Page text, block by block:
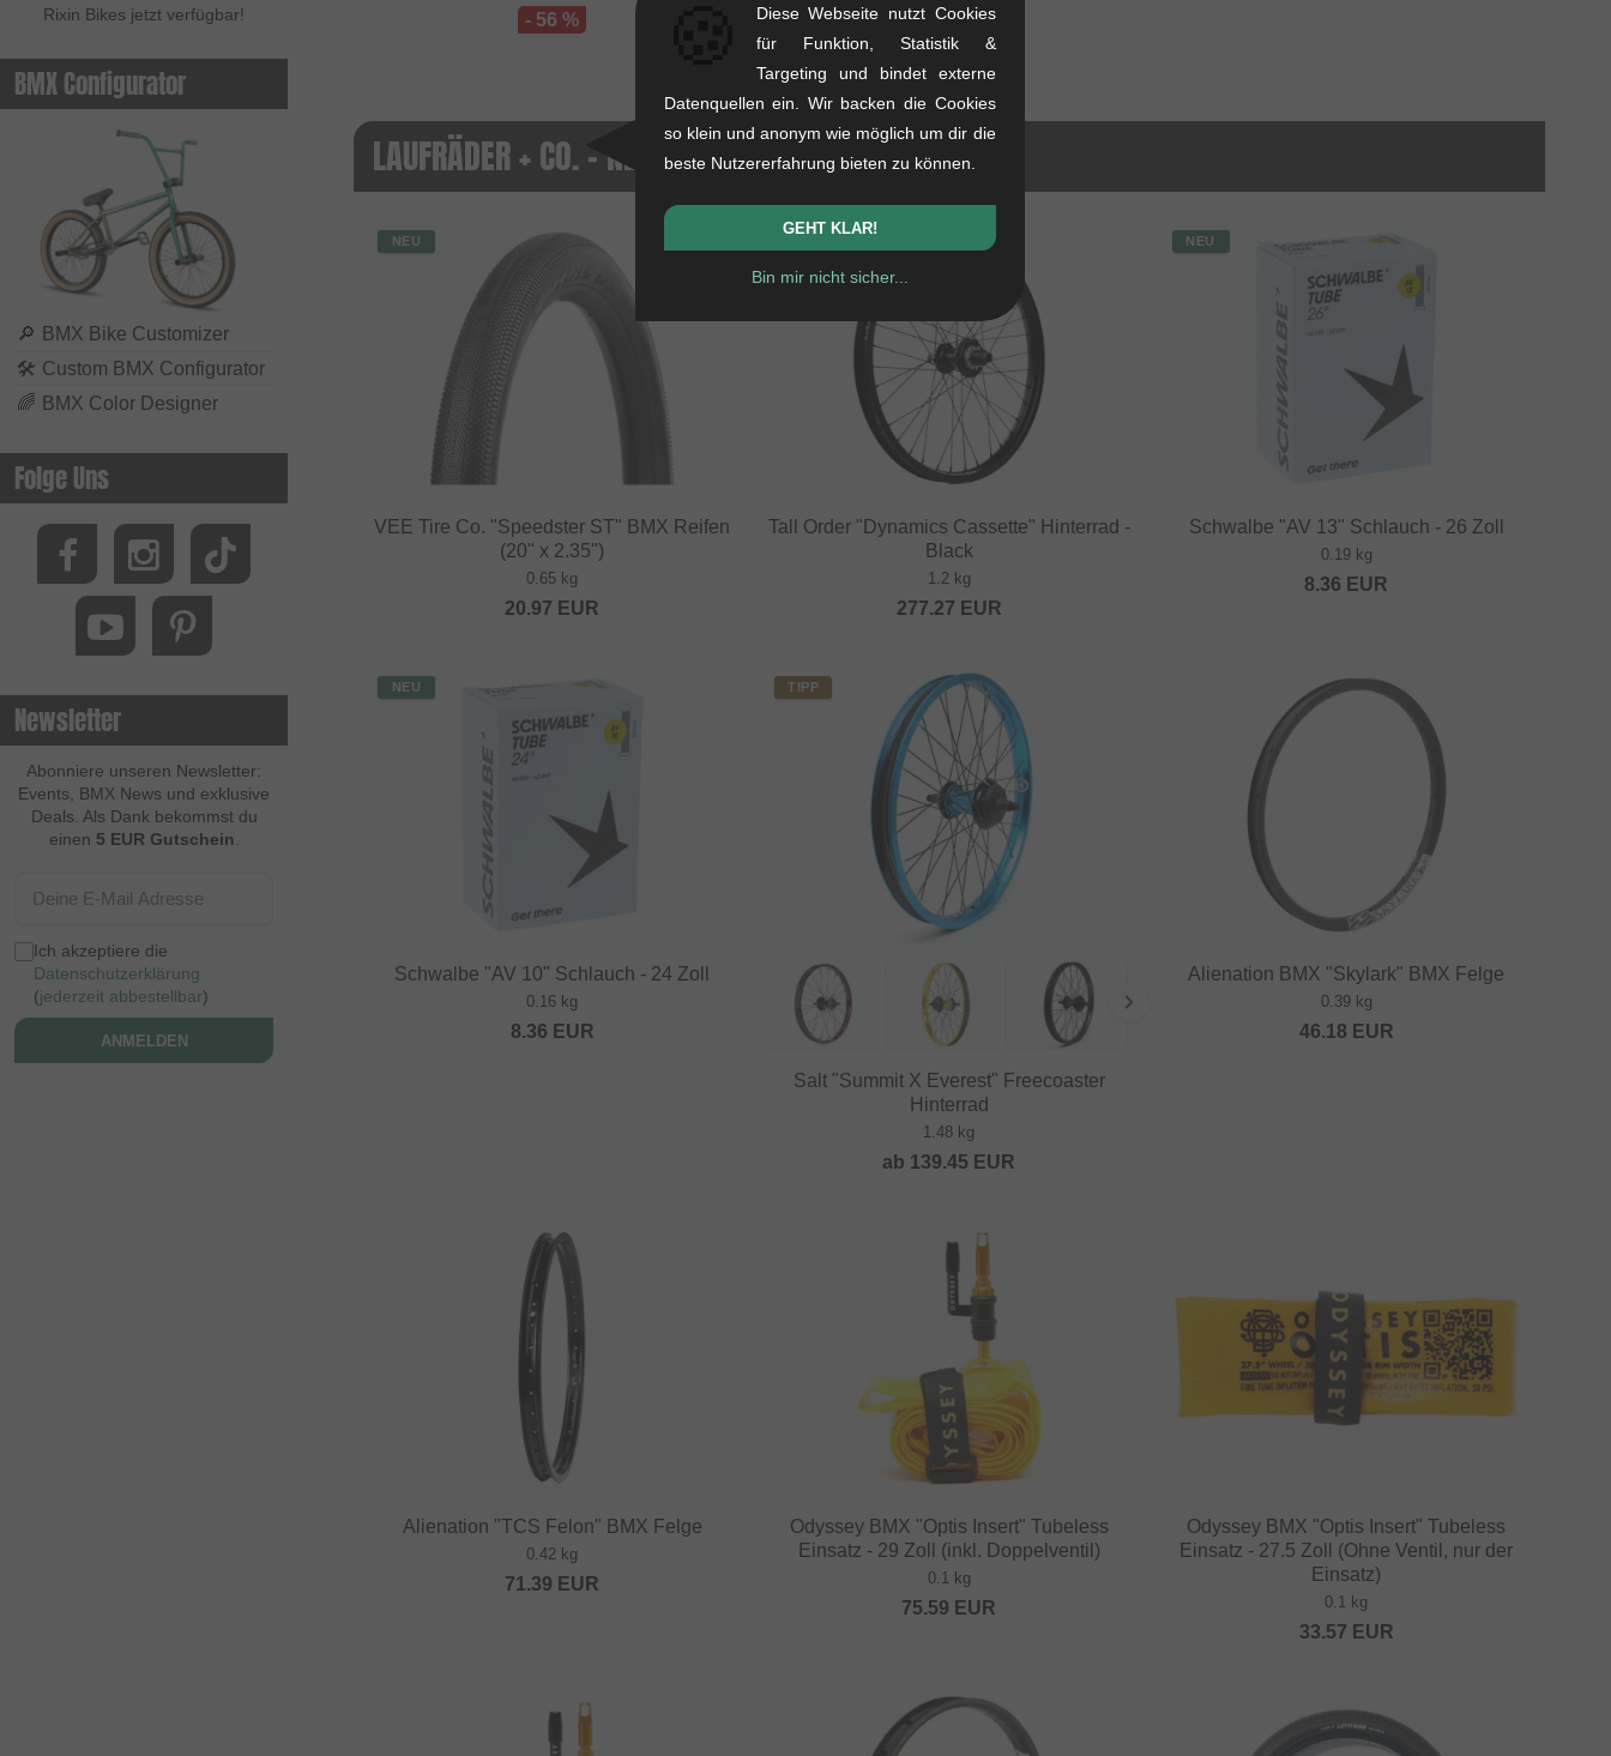
Rixin Bikes jetzt verfügbar!
BMX Configurator
🔎 BMX Bike Customizer
🛠 Custom BMX Configurator
🌈 BMX Color Designer
Folge Uns
Newsletter
Abonniere unseren Newsletter:
Events, BMX News und exklusive
Deals. Als Dank bekommst du
einen 5 EUR Gutschein
Ich akzeptiere die
Datenschutzerklärung
(jederzeit abbestellbar)
ANMELDEN
- 56 %
LAUFRÄDER + CO. - NEUE PRODUKTE
NEU
VEE Tire Co. "Speedster ST" BMX Reifen
(20" x 2.35")
0.65 kg
20.97 EUR
Tall Order "Dynamics Cassette" Hinterrad -
Black
1.2 kg
277.27 EUR
NEU
Schwalbe "AV 13" Schlauch - 26 Zoll
0.19 kg
8.36 EUR
NEU
Schwalbe "AV 10" Schlauch - 24 Zoll
0.16 kg
8.36 EUR
TIPP
Salt "Summit X Everest" Freecoaster
Hinterrad
1.48 kg
ab 139.45 EUR
Alienation BMX "Skylark" BMX Felge
0.39 kg
46.18 EUR
Alienation "TCS Felon" BMX Felge
0.42 kg
71.39 EUR
Odyssey BMX "Optis Insert" Tubeless
Einsatz - 29 Zoll (inkl. Doppelventil)
0.1 kg
75.59 EUR
Odyssey BMX "Optis Insert" Tubeless
Einsatz - 27.5 Zoll (Ohne Ventil, nur der
Einsatz)
0.1 kg
33.57 EUR
Diese Webseite nutzt Cookies
für Funktion, Statistik &
Targeting und bindet externe
Datenquellen ein. Wir backen die Cookies
so klein und anonym wie möglich um dir die
beste Nutzererfahrung bieten zu können.
GEHT KLAR!
Bin mir nicht sicher...